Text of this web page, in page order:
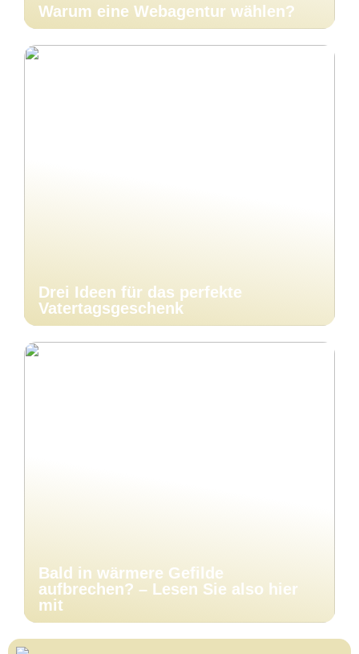
Warum eine Webagentur wählen?
Drei Ideen für das perfekte
Vatertagsgeschenk
Bald in wärmere Gefilde
aufbrechen? – Lesen Sie also hier
mit